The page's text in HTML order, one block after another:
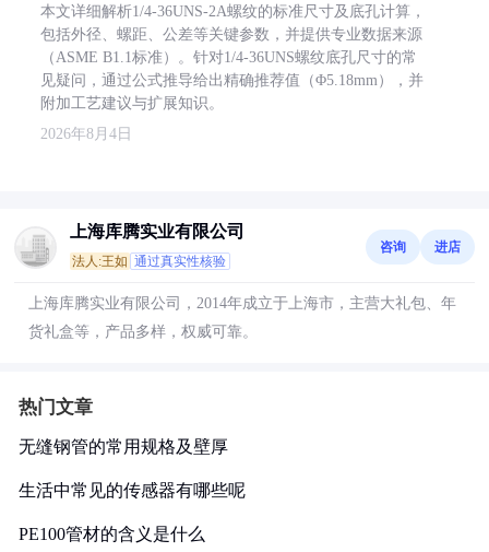
本文详细解析1/4-36UNS-2A螺纹的标准尺寸及底孔计算，
包括外径、螺距、公差等关键参数，并提供专业数据来源
（ASME B1.1标准）。针对1/4-36UNS螺纹底孔尺寸的常
见疑问，通过公式推导给出精确推荐值（Φ5.18mm），并
附加工艺建议与扩展知识。
2026年8月4日
上海库腾实业有限公司
法人:王如 通过真实性核验
咨询 进店
上海库腾实业有限公司，2014年成立于上海市，主营大礼包、年
货礼盒等，产品多样，权威可靠。
热门文章
无缝钢管的常用规格及壁厚
生活中常见的传感器有哪些呢
PE100管材的含义是什么